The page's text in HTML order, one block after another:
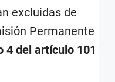
excluidas de
Permanente
4 del artículo 101